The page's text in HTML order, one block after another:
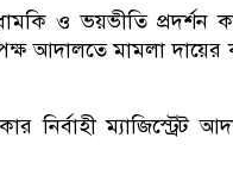
ও ভয়ভীতি প্রদর্শন
আদালতে মামলা দায়ের
ম্যাজিস্ট্রেট